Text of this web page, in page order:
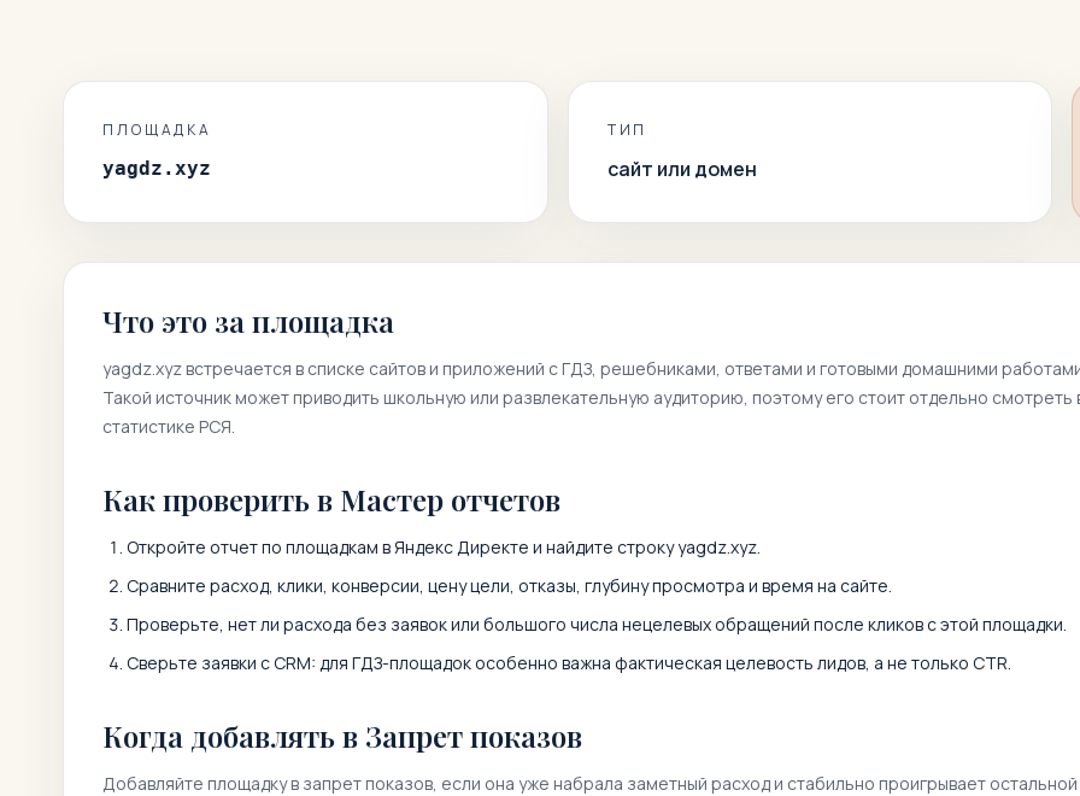
ПЛОЩАДКА
yagdz.xyz
ТИП
сайт или домен
Что это за площадка
yagdz.xyz встречается в списке сайтов и приложений с ГДЗ, решебниками, ответами и готовыми домашними
Такой источник может приводить школьную или развлекательную аудиторию, поэтому его стоит отдельно смотреть
статистике РСЯ.
Как проверить в Мастер отчетов
Откройте отчет по площадкам в Яндекс Директе и найдите строкуyagdz.xyz.
Сравните расход, клики, конверсии, цену цели, отказы, глубину просмотра и время на сайте.
Проверьте, нет ли расхода без заявок или большого числа нецелевых обращений после кликов с этой площадки.
Сверьте заявки с CRM: для ГДЗ-площадок особенно важна фактическая целевость лидов, а не только CTR.
Когда добавлять в Запрет показов
Добавляйте площадку в запрет показов, если она уже набрала заметный расход и стабильно проигрывает остальной